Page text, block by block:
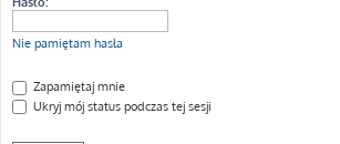
Nie pamiętam hasła
Zapamiętaj mnie
Ukryj mój status podczas tej sesji